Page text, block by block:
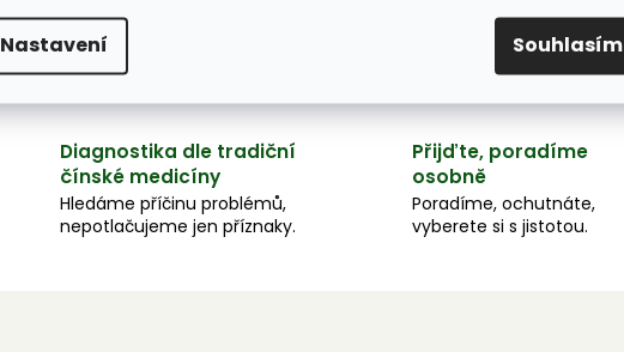
Nastavení Souhlasím
Diagnostika dle tradiční
čínské medicíny
Hledáme příčinu problémů,
nepotlačujeme jen příznaky.
Přijďte, poradíme
osobně
Poradíme, ochutnáte,
vyberete si s jistotou.